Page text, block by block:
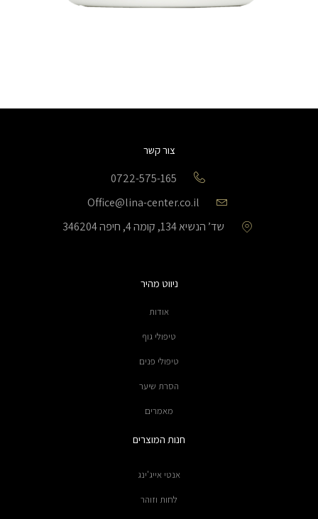
צור קשר
0722-575-165
Office@lina-center.co.il
שד’ הנשיא 134, קומה 4, חיפה 346204
ניווט מהיר
אודות
טיפולי גוף
טיפולי פנים
הסרת שיער
מאמרים
חנות המוצרים
אנטי אייג'ינג
לחות וזוהר